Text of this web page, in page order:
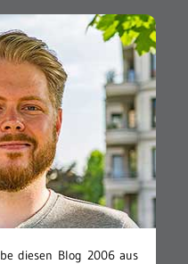
diesen Blog 2006 aus